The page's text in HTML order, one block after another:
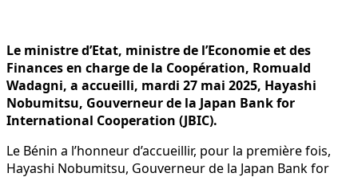
Le ministre d’Etat, ministre de l’Economie et des
Finances en charge de la Coopération, Romuald
Wadagni, a accueilli, mardi 27 mai 2025, Hayashi
Nobumitsu, Gouverneur de la Japan Bank for
International Cooperation (JBIC).
Le Bénin a l’honneur d’accueillir, pour la première fois,
Hayashi Nobumitsu, Gouverneur de la Japan Bank for